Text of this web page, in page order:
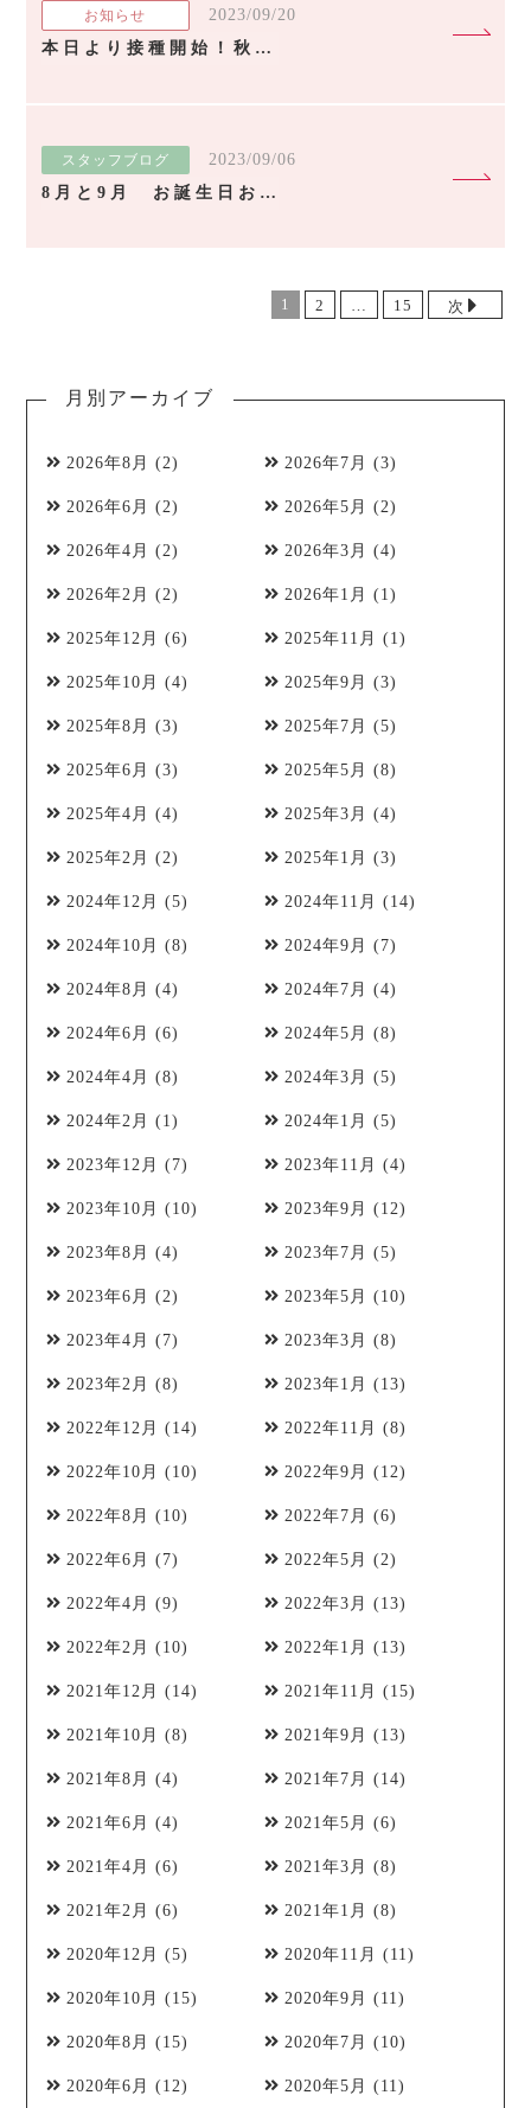
お知らせ
2023/09/20
本日より接種開始！秋コロナワクチン！
スタッフブログ
2023/09/06
8月と9月 お誕生日おめでとう！
1 2 … 15 次
月別アーカイブ
2026年8月 (2) 2026年7月 (3)
2026年6月 (2) 2026年5月 (2)
2026年4月 (2) 2026年3月 (4)
2026年2月 (2) 2026年1月 (1)
2025年12月 (6) 2025年11月 (1)
2025年10月 (4) 2025年9月 (3)
2025年8月 (3) 2025年7月 (5)
2025年6月 (3) 2025年5月 (8)
2025年4月 (4) 2025年3月 (4)
2025年2月 (2) 2025年1月 (3)
2024年12月 (5) 2024年11月 (14)
2024年10月 (8) 2024年9月 (7)
2024年8月 (4) 2024年7月 (4)
2024年6月 (6) 2024年5月 (8)
2024年4月 (8) 2024年3月 (5)
2024年2月 (1) 2024年1月 (5)
2023年12月 (7) 2023年11月 (4)
2023年10月 (10) 2023年9月 (12)
2023年8月 (4) 2023年7月 (5)
2023年6月 (2) 2023年5月 (10)
2023年4月 (7) 2023年3月 (8)
2023年2月 (8) 2023年1月 (13)
2022年12月 (14) 2022年11月 (8)
2022年10月 (10) 2022年9月 (12)
2022年8月 (10) 2022年7月 (6)
2022年6月 (7) 2022年5月 (2)
2022年4月 (9) 2022年3月 (13)
2022年2月 (10) 2022年1月 (13)
2021年12月 (14) 2021年11月 (15)
2021年10月 (8) 2021年9月 (13)
2021年8月 (4) 2021年7月 (14)
2021年6月 (4) 2021年5月 (6)
2021年4月 (6) 2021年3月 (8)
2021年2月 (6) 2021年1月 (8)
2020年12月 (5) 2020年11月 (11)
2020年10月 (15) 2020年9月 (11)
2020年8月 (15) 2020年7月 (10)
2020年6月 (12) 2020年5月 (11)